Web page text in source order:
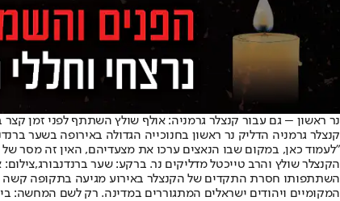
נר ראשון – גם עבור קנצלר גרמניה: אולף שולץ השתתף לפני זמן
קנצלר גרמניה הדליק נר ראשון בחנוכייה הגדולה באירופה בשער
"לעמוד כאן, במקום שבו הנאצים ערכו את מצעדיהם, האין זה מסר
הקנצלר שולץ והרב טייכטל מדליקים נר. ברקע: שער ברנדנבורג,צילום: